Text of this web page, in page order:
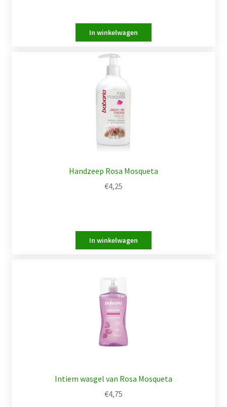
Handzeep Rosa Mosqueta
€4,25
Intiem wasgel van Rosa Mosqueta
€4,75